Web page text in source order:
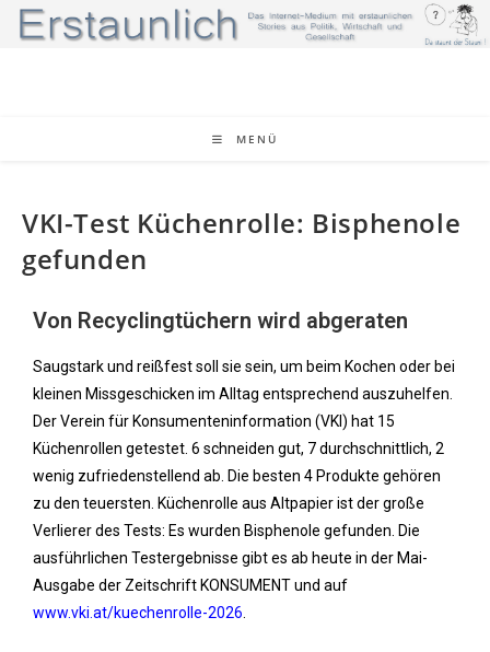
MENÜ
VKI-Test Küchenrolle: Bisphenole
gefunden
Von Recyclingtüchern wird abgeraten
Saugstark und reißfest soll sie sein, um beim Kochen oder bei
kleinen Missgeschicken im Alltag entsprechend auszuhelfen.
Der Verein für Konsumenteninformation (VKI) hat 15
Küchenrollen getestet. 6 schneiden gut, 7 durchschnittlich, 2
wenig zufriedenstellend ab. Die besten 4 Produkte gehören
zu den teuersten. Küchenrolle aus Altpapier ist der große
Verlierer des Tests: Es wurden Bisphenole gefunden. Die
ausführlichen Testergebnisse gibt es ab heute in der Mai-
Ausgabe der Zeitschrift KONSUMENT und auf
www.vki.at/kuechenrolle-2026